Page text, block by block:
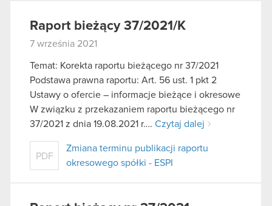
Raport bieżący 37/2021/K
7 września 2021
Temat: Korekta raportu bieżącego nr 37/2021
Podstawa prawna raportu: Art. 56 ust. 1 pkt 2
Ustawy o ofercie – informacje bieżące i okresowe
W związku z przekazaniem raportu bieżącego nr
37/2021 z dnia 19.08.2021 r…. Czytaj dalej
PDF
Zmiana terminu publikacji raportu
okresowego spółki - ESPI